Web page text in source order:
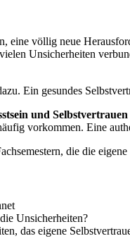
völlig neue
Unsicherheiten
Ein gesundes
und Selbstvertrauen
vorkommen. Eine
die die
Unsicherheiten?
das eigene